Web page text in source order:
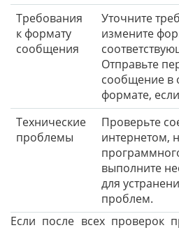
Требования
к формату
сообщения
Уточните
измените
Отправьте
сообщение в
формате,
Технические
проблемы
Проверьте
интернетом,
выполните
для
проблем.
Если после всех проверок